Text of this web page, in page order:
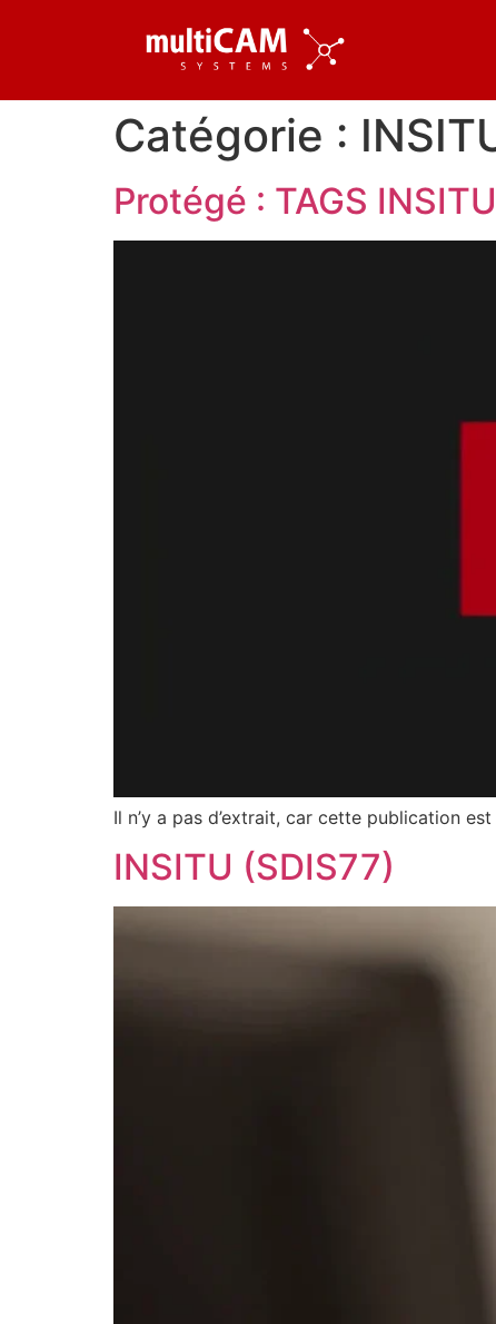
Catégorie :
Protégé : TAGS INSITU
Il n’y a pas d’extrait, car cette publication
INSITU (SDIS77)